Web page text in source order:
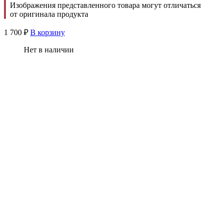
Изображения представленного товара могут отличаться
от оригинала продукта
1 700 ₽ В корзину
Нет в наличии